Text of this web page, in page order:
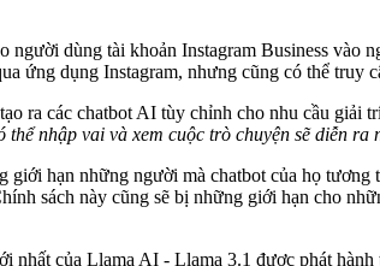
người dùng tài khoản Instagram Business
ứng dụng Instagram, nhưng cũng có thể truy
ra các chatbot AI tùy chỉnh cho nhu cầu giải
thể nhập vai và xem cuộc trò chuyện sẽ diễn
hạn những người mà chatbot của họ
sách này cũng sẽ bị những giới hạn cho
nhất của Llama AI - Llama 3.1 được phát